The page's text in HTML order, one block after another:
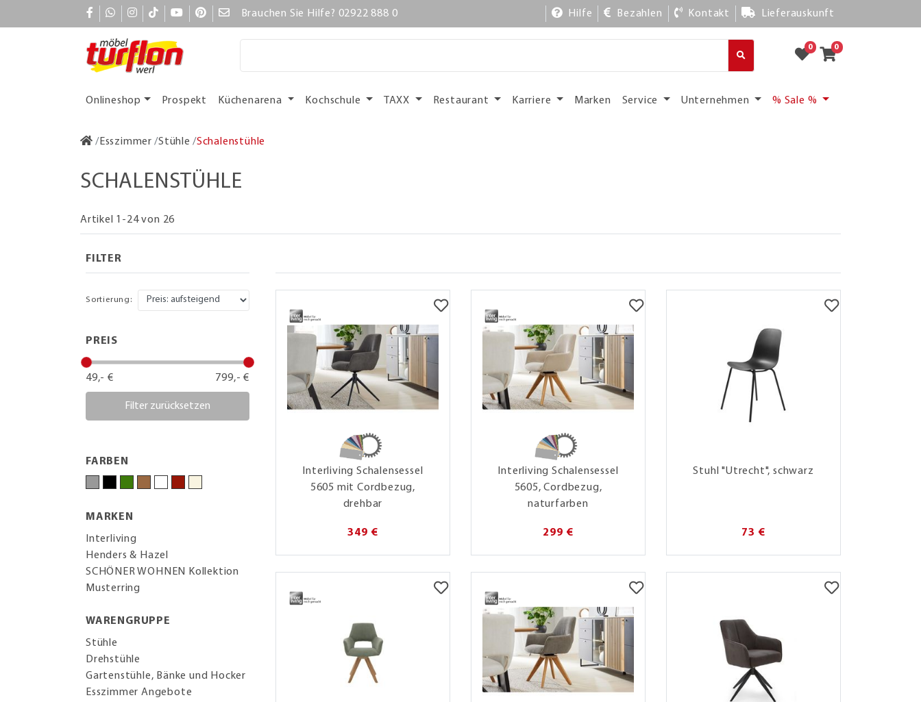
Brauchen Sie Hilfe? 02922 888 0 Hilfe Bezahlen Kontakt Lieferauskunft
0 0
Onlineshop Prospekt Küchenarena Kochschule TAXX Restaurant Karriere Marken Service Unternehmen % Sale %
Esszimmer Stühle Schalenstühle
SCHALENSTÜHLE
Artikel 1-24 von 26
FILTER
Sortierung:
PREIS
49,- € 799,- €
Filter zurücksetzen
FARBEN
MARKEN
Interliving
Henders & Hazel
SCHÖNER WOHNEN Kollektion
Musterring
WARENGRUPPE
Stühle
Drehstühle
Gartenstühle, Bänke und Hocker
Esszimmer Angebote
Interliving Schalensessel
5605 mit Cordbezug,
drehbar
349 €
Interliving Schalensessel
5605, Cordbezug,
naturfarben
299 €
Stuhl "Utrecht", schwarz
73 €